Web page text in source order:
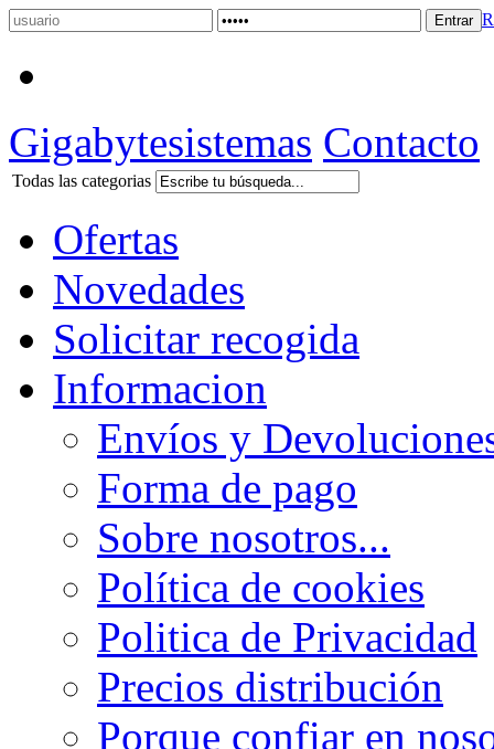
Gigabytesistemas Contacto
Todas las categorias
Ofertas
Novedades
Solicitar recogida
Informacion
Envíos y
Forma de pago
Sobre nosotros...
Política de cookies
Politica de Privacidad
Precios distribución
Porque confiar en